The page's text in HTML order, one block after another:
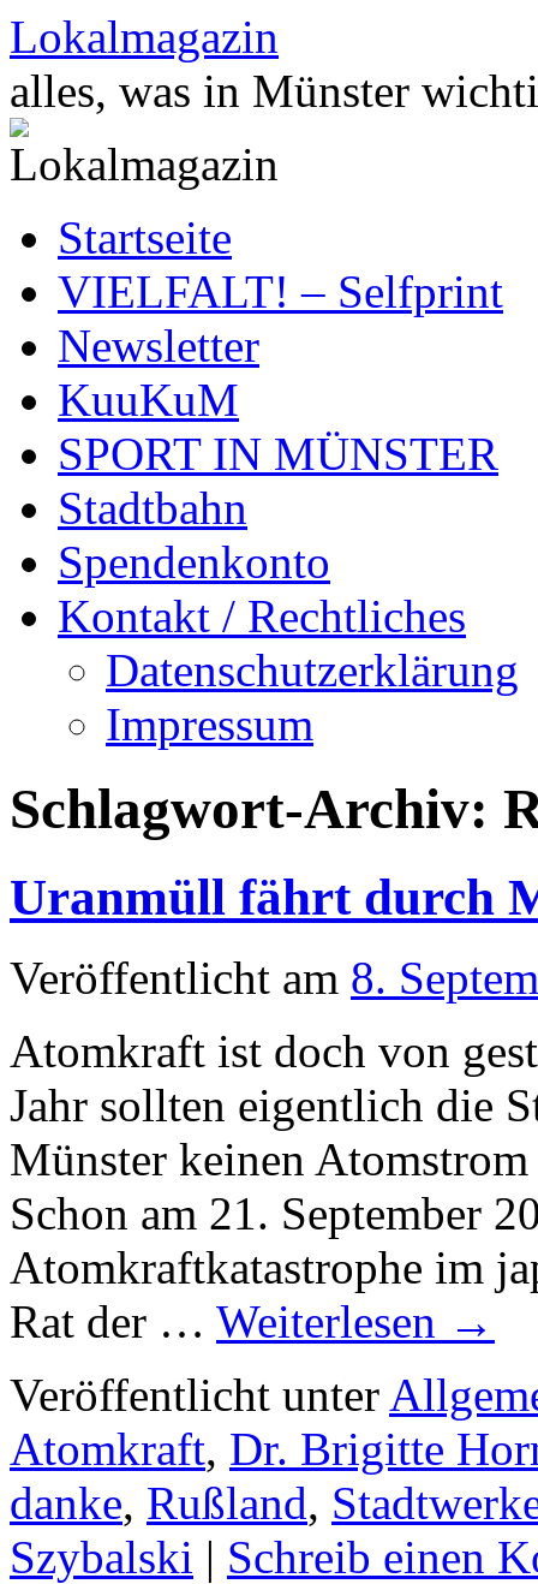
Zum
Inhalt
springen
Lokalmagazin
alles, was in Münster
Startseite
VIELFALT! – Selfprint
Newsletter
KuuKuM
SPORT IN MÜNSTER
Stadtbahn
Spendenkonto
Kontakt / Rechtliches
Datenschutzerklärung
Impressum
Schlagwort-Archiv:
Uranmüll fährt durch
Veröffentlicht am 8.
Atomkraft ist doch von
Jahr sollten eigentlich die
Münster keinen
Schon am 21. September
Atomkraftkatastrophe im
Rat der … Weiterlesen →
Veröffentlicht unter
Atomkraft, Dr. Brigitte
danke, Rußland,
Szybalski | Schreib einen